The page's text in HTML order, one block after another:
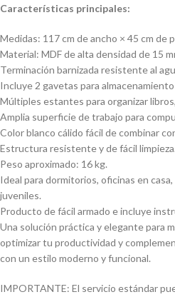
Características principales:
Medidas: 117 cm de ancho × 45 cm de
Material: MDF de alta densidad de 15
Terminación barnizada resistente al
Incluye 2 gavetas para
Múltiples estantes para organizar
Amplia superficie de trabajo para
Color blanco cálido fácil de combinar
Estructura resistente y de fácil limpieza.
Peso aproximado: 16 kg.
Ideal para dormitorios, oficinas en
juveniles.
Producto de fácil armado e incluye
Una solución práctica y elegante para
optimizar tu productividad y
con un estilo moderno y funcional.
IMPORTANTE: El servicio estándar